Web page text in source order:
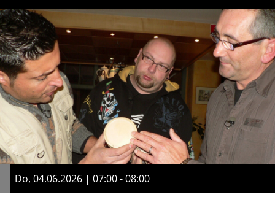
Do, 04.06.2026 | 07:00 - 08:00